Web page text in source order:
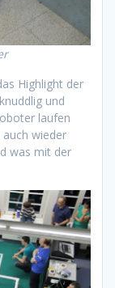
Highlight der
und
laufen
wieder
was mit der